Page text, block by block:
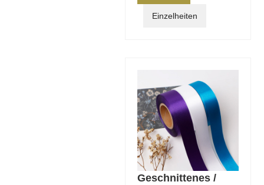
Einzelheiten
Geschnittenes /